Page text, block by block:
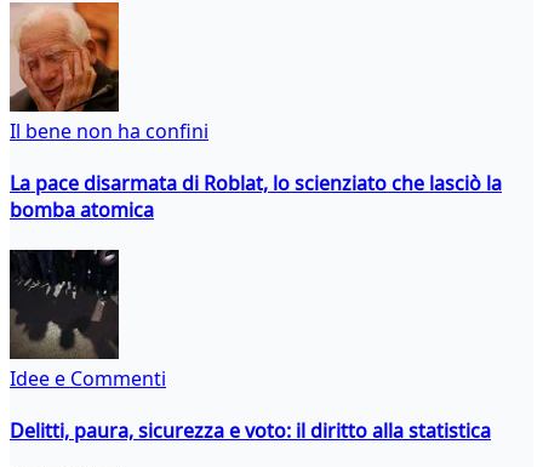
Il bene non ha confini
La pace disarmata di Roblat, lo scienziato che lasciò la
bomba atomica
Idee e Commenti
Delitti, paura, sicurezza e voto: il diritto alla statistica